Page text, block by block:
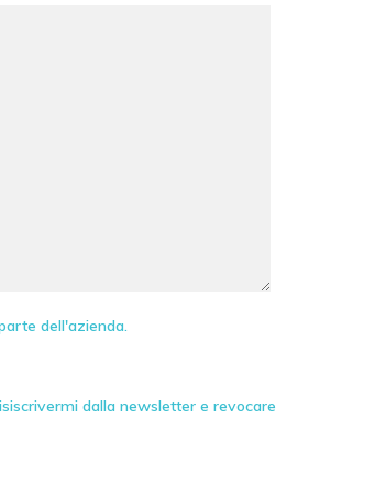
dell'azienda.
dalla newsletter e revocare